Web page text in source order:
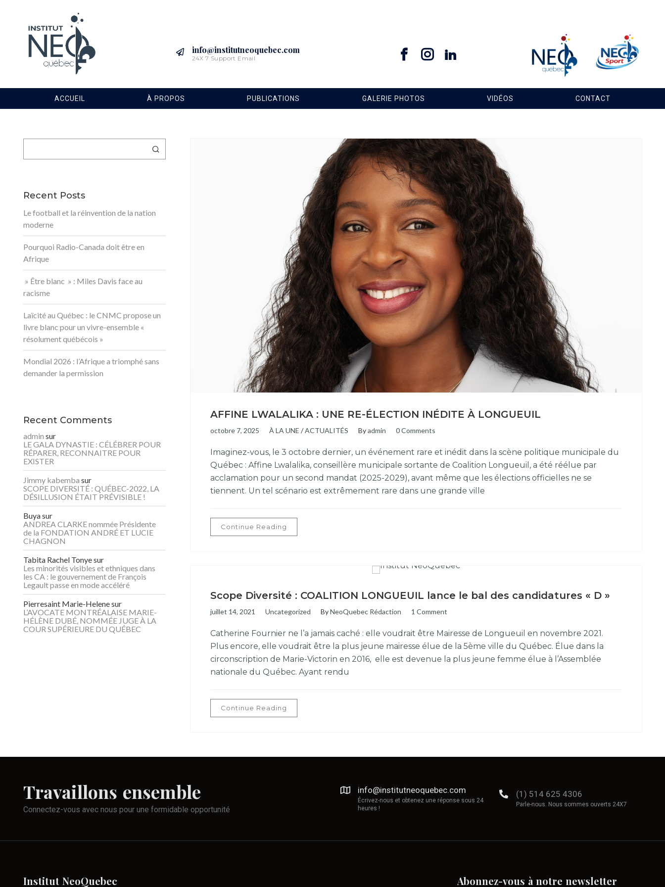
info@institutneoquebec.com
24X 7 Support Email
ACCUEIL À PROPOS PUBLICATIONS GALERIE PHOTOS VIDÉOS CONTACT
AFFINE LWALALIKA : UNE RE-ÉLECTION INÉDITE À LONGUEUIL
octobre 7, 2025 À LA UNE /ACTUALITÉS Byadmin 0 Comments
Imaginez-vous, le 3 octobre dernier, un événement rare et inédit dans la scène politique municipale du
Québec : Affine Lwalalika, conseillère municipale sortante de Coalition Longueuil, a été réélue par
acclamation pour un second mandat (2025-2029), avant même que les élections officielles ne se
tiennent. Un tel scénario est extrêmement rare dans une grande ville
Continue Reading
Scope Diversité : COALITION LONGUEUIL lance le bal des candidatures « D »
juillet 14, 2021 Uncategorized ByNeoQuebec Rédaction 1 Comment
Catherine Fournier ne l’a jamais caché : elle voudrait être Mairesse de Longueuil en novembre 2021.
Plus encore, elle voudrait être la plus jeune mairesse élue de la 5ème ville du Québec. Élue dans la
circonscription de Marie-Victorin en 2016, elle est devenue la plus jeune femme élue à l’Assemblée
nationale du Québec. Ayant rendu
Continue Reading
Recent Posts
Le football et la réinvention de la nation
moderne
Pourquoi Radio-Canada doit être en
Afrique
» Être blanc » : Miles Davis face au
racisme
Laïcité au Québec : le CNMC propose un
livre blanc pour un vivre-ensemble «
résolument québécois »
Mondial 2026 : l’Afrique a triomphé sans
demander la permission
Recent Comments
admin sur
LE GALA DYNASTIE : CÉLÉBRER POUR
RÉPARER, RECONNAITRE POUR
EXISTER
Jimmy kabemba sur
SCOPE DIVERSITÉ : QUÉBEC-2022, LA
DÉSILLUSION ÉTAIT PRÉVISIBLE !
Buyasur
ANDREA CLARKE nommée Présidente
de la FONDATION ANDRÉ ET LUCIE
CHAGNON
Tabita Rachel Tonyesur
Les minorités visibles et ethniques dans
les CA : le gouvernement de François
Legault passe en mode accéléré
Pierresaint Marie-Helenesur
L’AVOCATE MONTRÉALAISE MARIE-
HÉLÈNE DUBÉ, NOMMÉE JUGE À LA
COUR SUPÉRIEURE DU QUÉBEC
Travaillons ensemble
Connectez-vous avec nous pour une formidable opportunité
info@institutneoquebec.com
Écrivez-nous et obtenez une réponse sous 24
heures !
(1) 514 625 4306
Parle-nous. Nous sommes ouverts 24X7
Institut NeoQuebec Abonnez-vous à notre newsletter